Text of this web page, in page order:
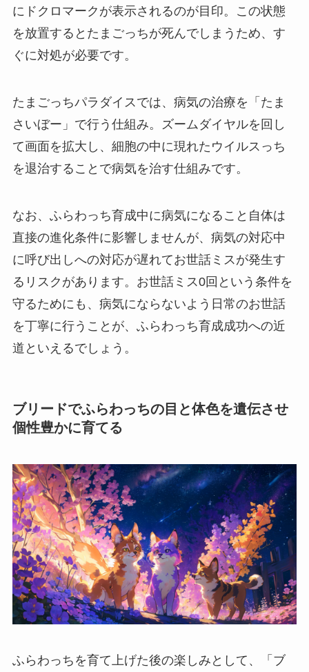
にドクロマークが表示されるのが目印。この状態
を放置するとたまごっちが死んでしまうため、す
ぐに対処が必要です。
たまごっちパラダイスでは、病気の治療を「たま
さいぼー」で行う仕組み。ズームダイヤルを回し
て画面を拡大し、細胞の中に現れたウイルスっち
を退治することで病気を治す仕組みです。
なお、ふらわっち育成中に病気になること自体は
直接の進化条件に影響しませんが、病気の対応中
に呼び出しへの対応が遅れてお世話ミスが発生す
るリスクがあります。お世話ミス0回という条件を
守るためにも、病気にならないよう日常のお世話
を丁寧に行うことが、ふらわっち育成成功への近
道といえるでしょう。
ブリードでふらわっちの目と体色を遺伝させ
個性豊かに育てる
ふらわっちを育て上げた後の楽しみとして、「ブ